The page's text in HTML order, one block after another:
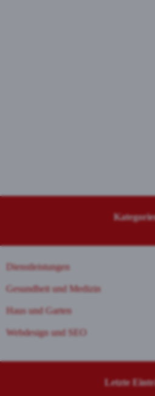
Dienstleistungen
Gesundheit und Medizin
Haus und Garten
Webdesign und SEO
Letzte